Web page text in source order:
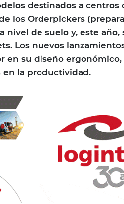
destinados a centros
los Orderpickers
nivel de suelo y, este
Los nuevos
en su diseño
en la productividad.